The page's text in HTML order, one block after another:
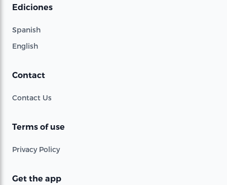
Ediciones
Spanish
English
Contact
Contact Us
Terms of use
Privacy Policy
Get the app